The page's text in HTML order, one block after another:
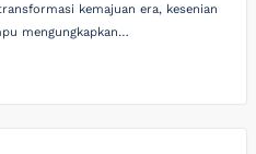
kemajuan era, kesenian
mengungkapkan…